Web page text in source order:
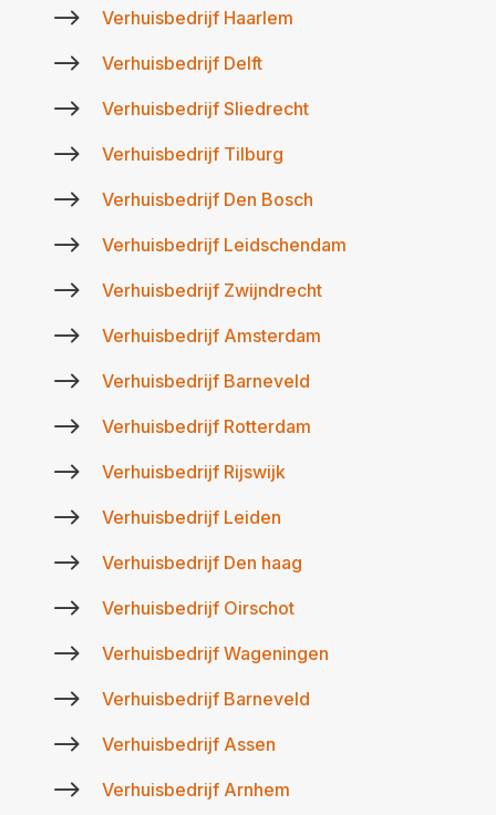
$ Verhuisbedrijf Haarlem
$ Verhuisbedrijf Delft
$ Verhuisbedrijf Sliedrecht
$ Verhuisbedrijf Tilburg
$ Verhuisbedrijf Den Bosch
$ Verhuisbedrijf Leidschendam
$ Verhuisbedrijf Zwijndrecht
$ Verhuisbedrijf Amsterdam
$ Verhuisbedrijf Barneveld
$ Verhuisbedrijf Rotterdam
$ Verhuisbedrijf Rijswijk
$ Verhuisbedrijf Leiden
$ Verhuisbedrijf Den haag
$ Verhuisbedrijf Oirschot
$ Verhuisbedrijf Wageningen
$ Verhuisbedrijf Barneveld
$ Verhuisbedrijf Assen
$ Verhuisbedrijf Arnhem